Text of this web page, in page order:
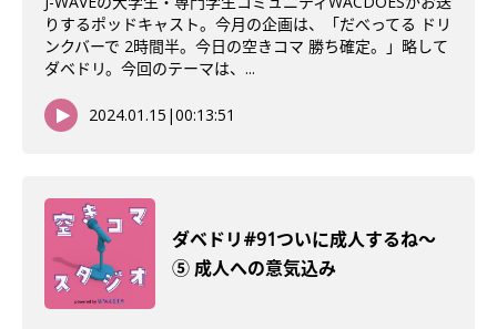
りするポッドキャスト。今月の企画は、「だべってる ドリ
ンクバーで 2時間半。今日の空きコマ 勝ち確定。」略して
ダベドリ。今回のテーマは、...
2024.01.15 |00:13:51
ダベドリ#91ついに成人するね〜
⑤ 成人への意気込み